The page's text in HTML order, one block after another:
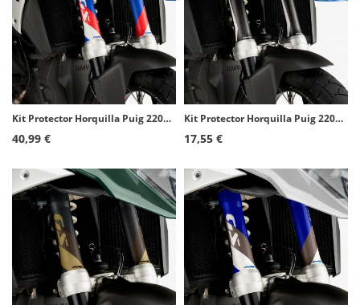
Kit Protector Horquilla Puig 22051A Azul para varios modelos de BMW y Yamaha
40,99 €
Kit Protector Horquilla Puig 22052N Negro para Universal
17,55 €